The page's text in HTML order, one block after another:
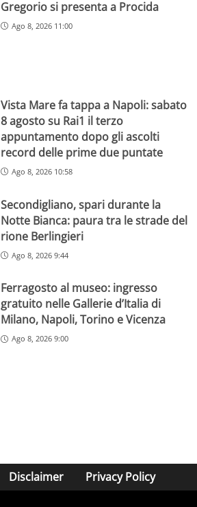
Gregorio si presenta a Procida
Ago 8, 2026 11:00
Vista Mare fa tappa a Napoli: sabato
8 agosto su Rai1 il terzo
appuntamento dopo gli ascolti
record delle prime due puntate
Ago 8, 2026 10:58
Secondigliano, spari durante la
Notte Bianca: paura tra le strade del
rione Berlingieri
Ago 8, 2026 9:44
Ferragosto al museo: ingresso
gratuito nelle Gallerie d’Italia di
Milano, Napoli, Torino e Vicenza
Ago 8, 2026 9:00
Disclaimer Privacy Policy